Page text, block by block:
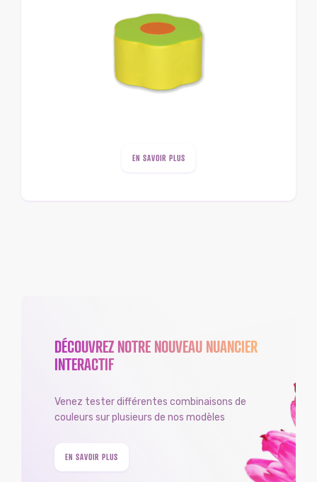
EN SAVOIR PLUS
DÉCOUVREZ NOTRE NOUVEAU NUANCIER
INTERACTIF
Venez tester différentes combinaisons de
couleurs sur plusieurs de nos modèles
EN SAVOIR PLUS